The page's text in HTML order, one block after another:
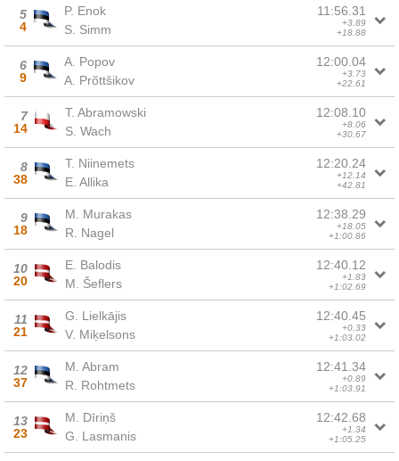
5
4
P. Enok
S. Simm
11:56.31
+3.89
+18.88
6
9
A. Popov
A. Prõttšikov
12:00.04
+3.73
+22.61
7
14
T. Abramowski
S. Wach
12:08.10
+8.06
+30.67
8
38
T. Niinemets
E. Allika
12:20.24
+12.14
+42.81
9
18
M. Murakas
R. Nagel
12:38.29
+18.05
+1:00.86
10
20
E. Balodis
M. Šeflers
12:40.12
+1.83
+1:02.69
11
21
G. Lielkājis
V. Miķelsons
12:40.45
+0.33
+1:03.02
12
37
M. Abram
R. Rohtmets
12:41.34
+0.89
+1:03.91
13
23
M. Dīriņš
G. Lasmanis
12:42.68
+1.34
+1:05.25